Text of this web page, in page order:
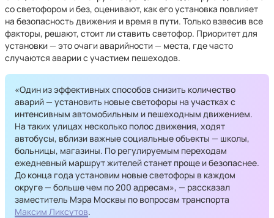
со светофором и без, оценивают, как его установка повлияет
на безопасность движения и время в пути. Только взвесив все
факторы, решают, стоит ли ставить светофор. Приоритет для
установки — это очаги аварийности — места, где часто
случаются аварии с участием пешеходов.
«Один из эффективных способов снизить количество
аварий — установить новые светофоры на участках с
интенсивным автомобильным и пешеходным движением.
На таких улицах несколько полос движения, ходят
автобусы, вблизи важные социальные объекты — школы,
больницы, магазины. По регулируемым переходам
ежедневный маршрут жителей станет проще и безопаснее.
До конца года установим новые светофоры в каждом
округе — больше чем по 200 адресам», — рассказал
заместитель Мэра Москвы по вопросам транспорта
Максим Ликсутов.